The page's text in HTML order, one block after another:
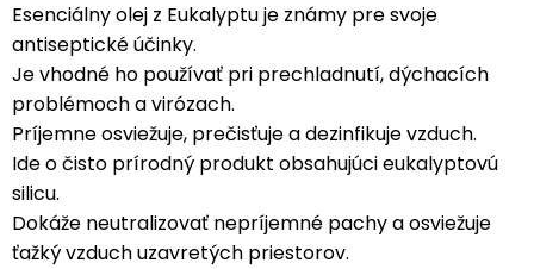
Esenciálny olej z Eukalyptu je známy pre svoje
antiseptické účinky.
Je vhodné ho používať pri prechladnutí, dýchacích
problémoch a virózach.
Príjemne osviežuje, prečisťuje a dezinfikuje vzduch.
Ide o čisto prírodný produkt obsahujúci eukalyptovú
silicu.
Dokáže neutralizovať nepríjemné pachy a osviežuje
ťažký vzduch uzavretých priestorov.